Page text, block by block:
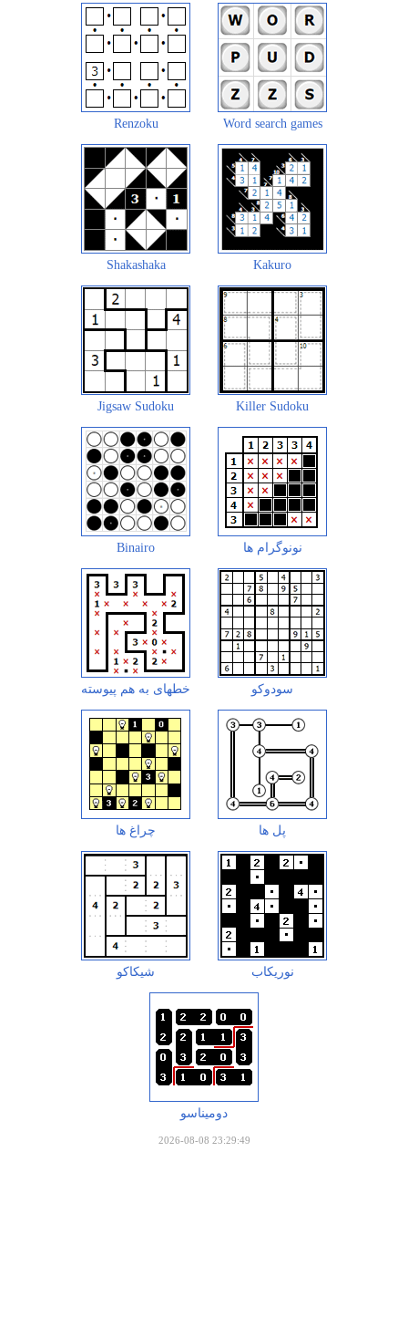
Renzoku Word search games
Shakashaka Kakuro
Jigsaw Sudoku Killer Sudoku
Binairo نونوگرام ها
خطهای به هم پیوسته سودوکو
چراغ ها پل ها
شیکاکو نوریکاب
دومیناسو
2026-08-08 23:29:49